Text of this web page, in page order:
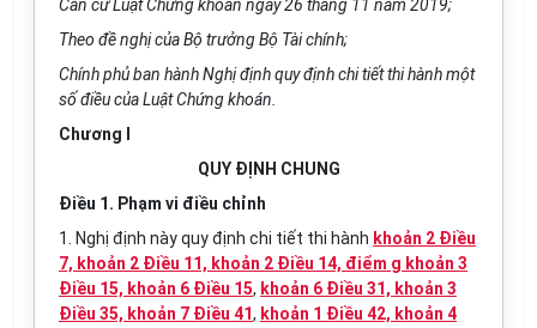
Căn cứ Luật Chứng khoán ngày 26 tháng 11 năm 2019;
Theo đề nghị của Bộ trưởng Bộ Tài chính;
Chính phủ ban hành Nghị định quy định chi tiết thi hành một
số điều của Luật Chứng khoán.
Chương I
QUY ĐỊNH CHUNG
Điều 1. Phạm vi điều chỉnh
1. Nghị định này quy định chi tiết thi hành khoản 2 Điều
7, khoản 2 Điều 11, khoản 2 Điều 14, điểm g khoản 3
Điều 15, khoản 6 Điều 15, khoản 6 Điều 31, khoản 3
Điều 35, khoản 7 Điều 41, khoản 1 Điều 42, khoản 4